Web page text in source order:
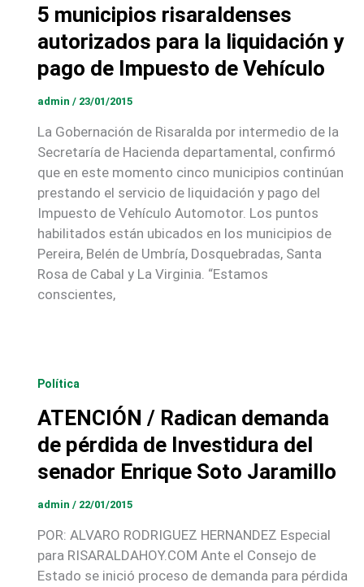
5 municipios risaraldenses
autorizados para la liquidación y
pago de Impuesto de Vehículo
admin / 23/01/2015
La Gobernación de Risaralda por intermedio de la
Secretaría de Hacienda departamental, confirmó
que en este momento cinco municipios continúan
prestando el servicio de liquidación y pago del
Impuesto de Vehículo Automotor. Los puntos
habilitados están ubicados en los municipios de
Pereira, Belén de Umbría, Dosquebradas, Santa
Rosa de Cabal y La Virginia. “Estamos
conscientes,
Política
ATENCIÓN / Radican demanda
de pérdida de Investidura del
senador Enrique Soto Jaramillo
admin / 22/01/2015
POR: ALVARO RODRIGUEZ HERNANDEZ Especial
para RISARALDAHOY.COM Ante el Consejo de
Estado se inició proceso de demanda para pérdida